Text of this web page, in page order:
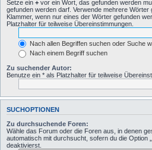
Setze ein + vor ein Wort, das gefunden werden
gefunden werden darf. Verwende mehrere Wörter
Klammer, wenn nur eines der Wörter gefunden
Platzhalter für teilweise Übereinstimmungen.
Nach allen Begriffen suchen oder Suche
Nach einem Begriff suchen
Zu suchender Autor:
Benutze ein * als Platzhalter für teilweise
SUCHOPTIONEN
Zu durchsuchende Foren:
Wähle das Forum oder die Foren aus, in denen
automatisch mit durchsucht, sofern du die Option
deaktivierst.